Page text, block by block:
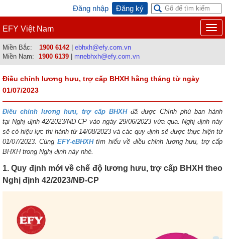
Đăng ký
Đăng nhập
EFY Việt Nam
Miền Bắc: 1900 6142
ebhxh@efy.com.vn
Miền Nam:
1900 6139 mnebhxh@efy.com.vn
Điều chỉnh lương hưu, trợ cấp BHXH hằng tháng từ ngày
01/07/2023
Điều chỉnh lương hưu, trợ cấp BHXHđã được Chính phủ ban hành
tại Nghị định 42/2023/NĐ-CP vào ngày 29/06/2023 vừa qua. Nghị định này
sẽ có hiệu lực thi hành từ 14/08/2023 và các quy định sẽ được thực hiện từ
01/07/2023. Cùng EFY-eBHXHtìm hiểu về điều chỉnh lương hưu, trợ cấp
BHXH trong Nghị định này nhé.
1. Quy định mới về chế độ lương hưu, trợ cấp BHXH theo
Nghị định 42/2023/NĐ-CP